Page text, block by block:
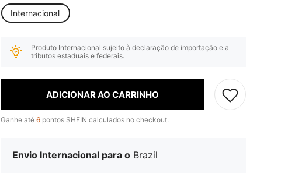
Internacional
Produto Internacional sujeito à declaração de importação e a
tributos estaduais e federais.
ADICIONAR AO CARRINHO
Ganhe até 6 pontos SHEIN calculados no checkout.
Envio Internacional para o Brazil